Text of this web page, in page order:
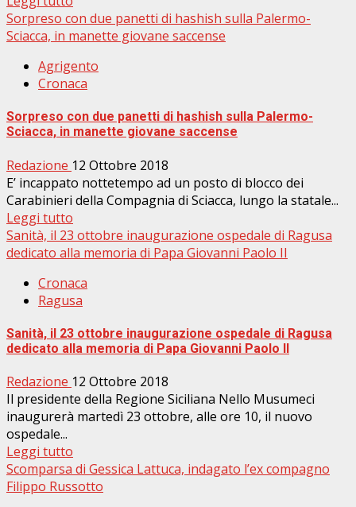
Sorpreso con due panetti di hashish sulla Palermo-
Sciacca, in manette giovane saccense
Agrigento
Cronaca
Sorpreso con due panetti di hashish sulla Palermo-
Sciacca, in manette giovane saccense
Redazione 12 Ottobre 2018
E’ incappato nottetempo ad un posto di blocco dei
Carabinieri della Compagnia di Sciacca, lungo la statale...
Leggi tutto
Sanità, il 23 ottobre inaugurazione ospedale di Ragusa
dedicato alla memoria di Papa Giovanni Paolo II
Cronaca
Ragusa
Sanità, il 23 ottobre inaugurazione ospedale di Ragusa
dedicato alla memoria di Papa Giovanni Paolo II
Redazione 12 Ottobre 2018
Il presidente della Regione Siciliana Nello Musumeci
inaugurerà martedì 23 ottobre, alle ore 10, il nuovo
ospedale...
Leggi tutto
Scomparsa di Gessica Lattuca, indagato l’ex compagno
Filippo Russotto